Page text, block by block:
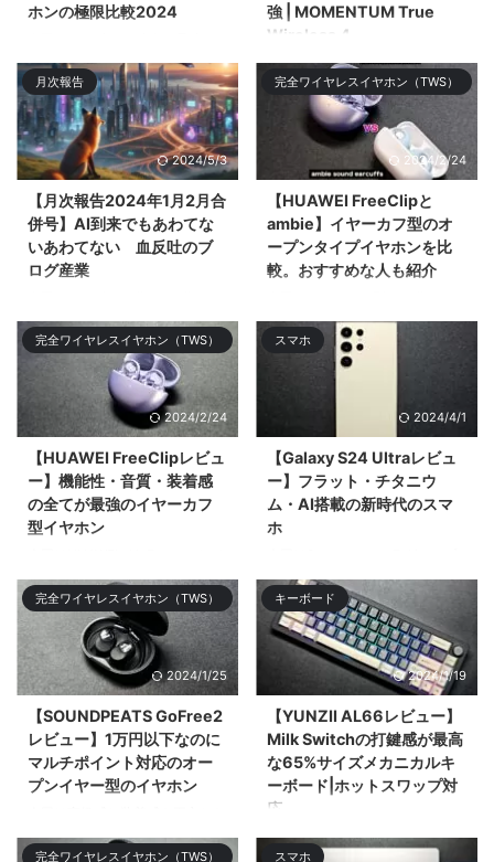
ホンの極限比較2024
完全ワイヤレスイヤホン
「SENNHEISER MOMENTUM
True Wireless 4」「SONY WF-
1000XM5 ...
強 | MOMENTUM True
Wireless 4
今回は2024年のNo.1候補である
フラグシップ完全ワイヤレスイヤ
ホン「SENNHEISER
MOMENTUM Tru ...
月次報告
2024/5/3
【月次報告2024年1月2月合
併号】AI到来でもあわてな
いあわてない 血反吐のブ
ログ産業
次報告を合算して振り返りや感じ
たことをツ& ...
完全ワイヤレスイヤホン（TWS）
2024/2/24
【HUAWEI FreeClipと
ambie】イヤーカフ型のオ
ープンタイプイヤホンを比
較。おすすめな人も紹介
「ambie AM-TW01」と2024年
登場の「HUAWEI FreeClip」を比
較してどち ...
完全ワイヤレスイヤホン（TWS）
2024/2/24
【HUAWEI FreeClipレビュ
ー】機能性・音質・装着感
の全てが最強のイヤーカフ
型イヤホン
11,749%の超絶大成功を記録した
オープンタイプ（&# ...
スマホ
2024/4/1
【Galaxy S24 Ultraレビュ
ー】フラット・チタニウ
ム・AI搭載の新時代のスマ
ホ
スマホ「Galaxy S24 Ultra」をレ
ビューする。大まかなデザ ...
完全ワイヤレスイヤホン（TWS）
2024/1/25
【SOUNDPEATS GoFree2
レビュー】1万円以下なのに
マルチポイント対応のオー
プンイヤー型のイヤホン
お手頃価格なオープンタイプの完
全ワ ...
キーボード
2024/1/19
【YUNZII AL66レビュー】
Milk Switchの打鍵感が最高
な65%サイズメカニカルキ
ーボード|ホットスワップ対
応
今回はアルミニウム筐体採用の
65%レイアウトのメカニカルキー
完全ワイヤレスイヤホン（TWS） スマホ